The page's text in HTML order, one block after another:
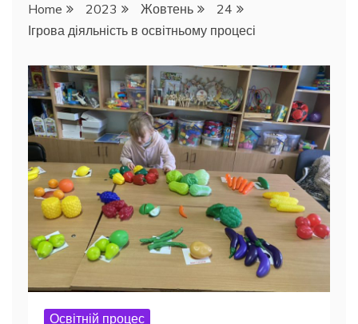
Home 2023 Жовтень
24
Ігрова діяльність в освітньому процесі
Освітній процес